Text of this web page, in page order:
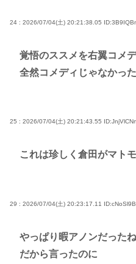
24 : 2026/07/04(土) 20:21:38.05
覚悟のススメを右翼コメ
全然コメディじゃなかっ
25 : 2026/07/04(土) 20:21:43.55
これは珍しく倉田がマト
29 : 2026/07/04(土) 20:23:17.11
やっぱり暇アノンだったね
だから言ったのに